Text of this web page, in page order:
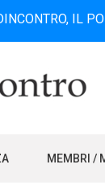
IL
MEMBRI /